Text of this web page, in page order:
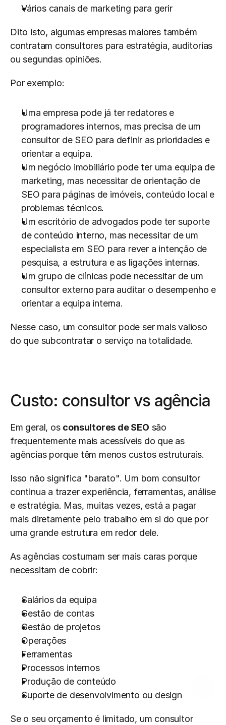
Vários canais de marketing para gerir
Dito isto, algumas empresas maiores também
contratam consultores para estratégia, auditorias
ou segundas opiniões.
Por exemplo:
Uma empresa pode já ter redatores e
programadores internos, mas precisa de um
consultor de SEO para definir as prioridades e
orientar a equipa.
Um negócio imobiliário pode ter uma equipa de
marketing, mas necessitar de orientação de
SEO para páginas de imóveis, conteúdo local e
problemas técnicos.
Um escritório de advogados pode ter suporte
de conteúdo interno, mas necessitar de um
especialista em SEO para rever a intenção de
pesquisa, a estrutura e as ligações internas.
Um grupo de clínicas pode necessitar de um
consultor externo para auditar o desempenho e
orientar a equipa interna.
Nesse caso, um consultor pode ser mais valioso
do que subcontratar o serviço na totalidade.
Custo: consultor vs agência
Em geral, os consultores de SEO são
frequentemente mais acessíveis do que as
agências porque têm menos custos estruturais.
Isso não significa "barato". Um bom consultor
continua a trazer experiência, ferramentas, análise
e estratégia. Mas, muitas vezes, está a pagar
mais diretamente pelo trabalho em si do que por
uma grande estrutura em redor dele.
As agências costumam ser mais caras porque
necessitam de cobrir:
Salários da equipa
Gestão de contas
Gestão de projetos
Operações
Ferramentas
Processos internos
Produção de conteúdo
Suporte de desenvolvimento ou design
Se o seu orçamento é limitado, um consultor